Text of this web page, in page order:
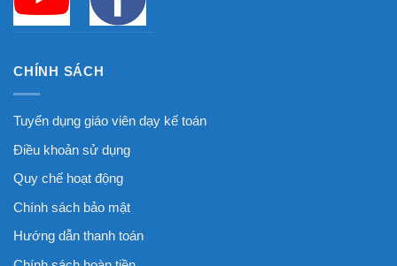
CHÍNH SÁCH
Tuyển dụng giáo viên dạy kế toán
Điều khoản sử dụng
Quy chế hoạt động
Chính sách bảo mật
Hướng dẫn thanh toán